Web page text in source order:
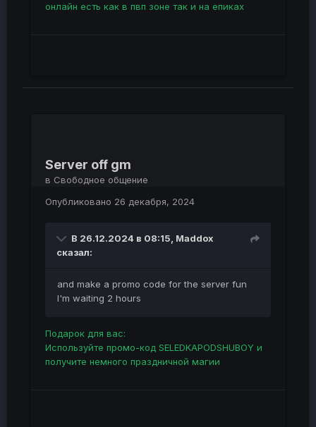
онлайн есть как в пвп зоне так и на епиках
Server off gm
в Свободное общение
Опубликовано 26 декабря, 2024
В 26.12.2024 в 08:15, Maddox
сказал:
and make a promo code for the server fun
I'm waiting 2 hours
Подарок для вас:
Используйте промо-код SELEDKAPODSHUBOY и
получите немного праздничной магии